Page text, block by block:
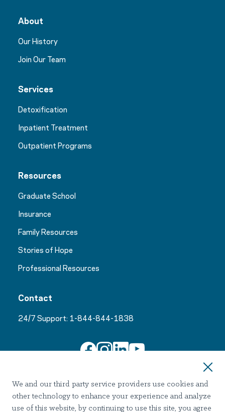
About
Our History
Join Our Team
Services
Detoxification
Inpatient Treatment
Outpatient Programs
Resources
Graduate School
Insurance
Family Resources
Stories of Hope
Professional Resources
Contact
24/7 Support: 1-844-844-1838
Join Our Email List
We and our third party service providers use cookies and
other technology to enhance your experience and analyze
use of this website, by continuing to use this site, you agree